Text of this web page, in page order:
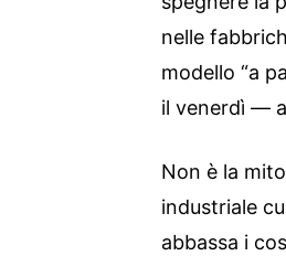
nelle
modello “a
il venerdì —
Non è la
industriale
abbassa i